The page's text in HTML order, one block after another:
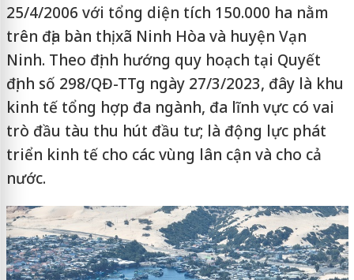
25/4/2006 với tổng diện tích 150.000 ha nằm
trên địa bàn thị xã Ninh Hòa và huyện Vạn
Ninh. Theo định hướng quy hoạch tại Quyết
định số 298/QĐ-TTg ngày 27/3/2023, đây là khu
kinh tế tổng hợp đa ngành, đa lĩnh vực có vai
trò đầu tàu thu hút đầu tư; là động lực phát
triển kinh tế cho các vùng lân cận và cho cả
nước.